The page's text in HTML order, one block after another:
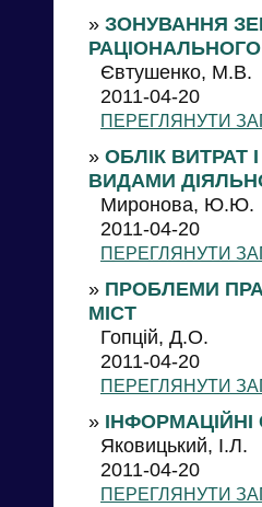
» ЗОНУВАННЯ
Євтушенко, М.В.
2011-04-20
ПЕРЕГЛЯНУТИ
» ОБЛІК ВИТРАТ
ВИДАМИ
Миронова, Ю.Ю.
2011-04-20
ПЕРЕГЛЯНУТИ
» ПРОБЛЕМИ
МІСТ
Гопцій, Д.О.
2011-04-20
ПЕРЕГЛЯНУТИ
»
Яковицький, І.Л.
2011-04-20
ПЕРЕГЛЯНУТИ